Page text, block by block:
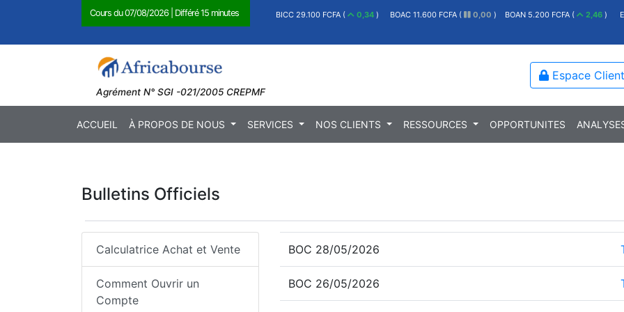
Cours du07/08/2026 Différé 15 minutes
BOAB 8.710 FCFA ( 0,11 BICC 29.100 FCFA ( 0,34 ) BOAC 11.600 FCFA ( 0,00) BOAN 5.200 FCFA ( 2,46 )
Agrément N° SGI -021/2005 CREPMF
Espace Client
ACCUEIL À PROPOS DE NOUS SERVICES NOS CLIENTS RESSOURCES OPPORTUNITES
Bulletins Officiels
Calculatrice Achat et Vente
Comment Ouvrir un
Compte
BOC 28/05/2026
BOC 26/05/2026